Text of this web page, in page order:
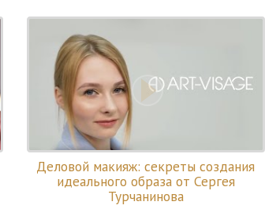
Деловой макияж: секреты создания
идеального образа от Сергея
Турчанинова